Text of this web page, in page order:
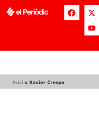
Inici » Xavier Crespo